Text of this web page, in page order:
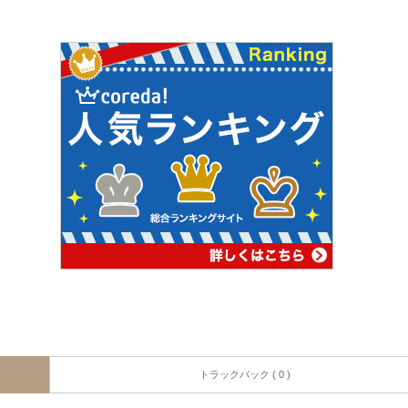
トラックバック ( 0 )